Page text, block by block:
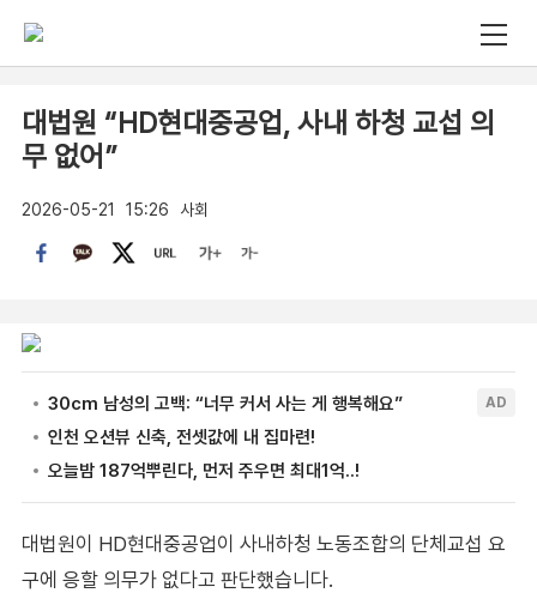
대법원 “HD현대중공업, 사내 하청 교섭 의
무 없어”
2026-05-21 15:26 사회
대법원이 HD현대중공업이 사내하청 노동조합의 단체교섭 요
구에 응할 의무가 없다고 판단했습니다.